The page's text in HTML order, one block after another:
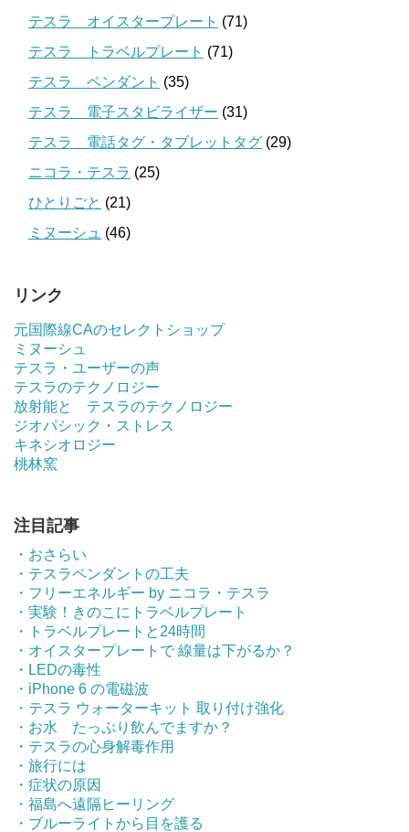
テスラ オイスタープレート (71)
テスラ トラベルプレート (71)
テスラ ペンダント (35)
テスラ 電子スタビライザー (31)
テスラ 電話タグ・タブレットタグ (29)
ニコラ・テスラ (25)
ひとりごと (21)
ミヌーシュ (46)
リンク
元国際線CAのセレクトショップ
ミヌーシュ
テスラ・ユーザーの声
テスラのテクノロジー
放射能と テスラのテクノロジー
ジオパシック・ストレス
キネシオロジー
桃林窯
注目記事
・おさらい
・テスラペンダントの工夫
・フリーエネルギー by ニコラ・テスラ
・実験！きのこにトラベルプレート
・トラベルプレートと24時間
・オイスタープレートで 線量は下がるか？
・LEDの毒性
・iPhone 6 の電磁波
・テスラ ウォーターキット 取り付け強化
・お水 たっぷり飲んでますか？
・テスラの心身解毒作用
・旅行には
・症状の原因
・福島へ遠隔ヒーリング
・ブルーライトから目を護る